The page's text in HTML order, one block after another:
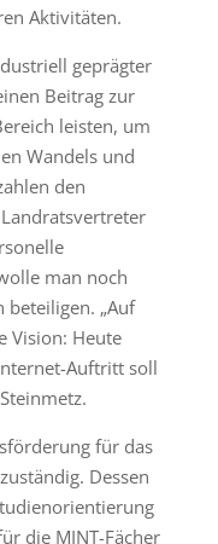
Aktivitäten.
geprägter
Beitrag zur
leisten, um
Wandels und
den
man noch
beteiligen. „Auf
Vision: Heute
Auftritt soll
für das
Dessen
die MINT-Fächer